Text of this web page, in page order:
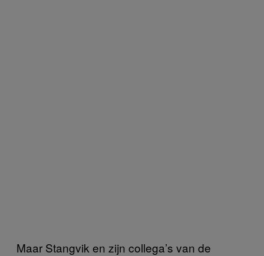
Maar Stangvik en zijn collega’s van de